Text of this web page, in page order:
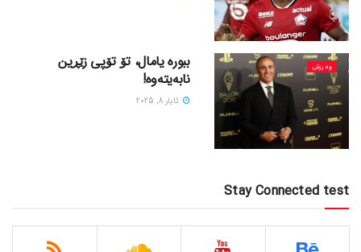
وەرزش
ببورە یامال، تۆ تۆپی زێڕین
نابەیتەوە!
ئایار 8, 2025
Stay Connected test